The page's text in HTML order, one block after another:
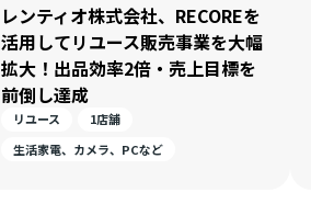
レンティオ株式会社、RECOREを
活用してリユース販売事業を大幅
拡大！出品効率2倍・売上目標を
前倒し達成
リユース
1店舗
生活家電、カメラ、PCなど